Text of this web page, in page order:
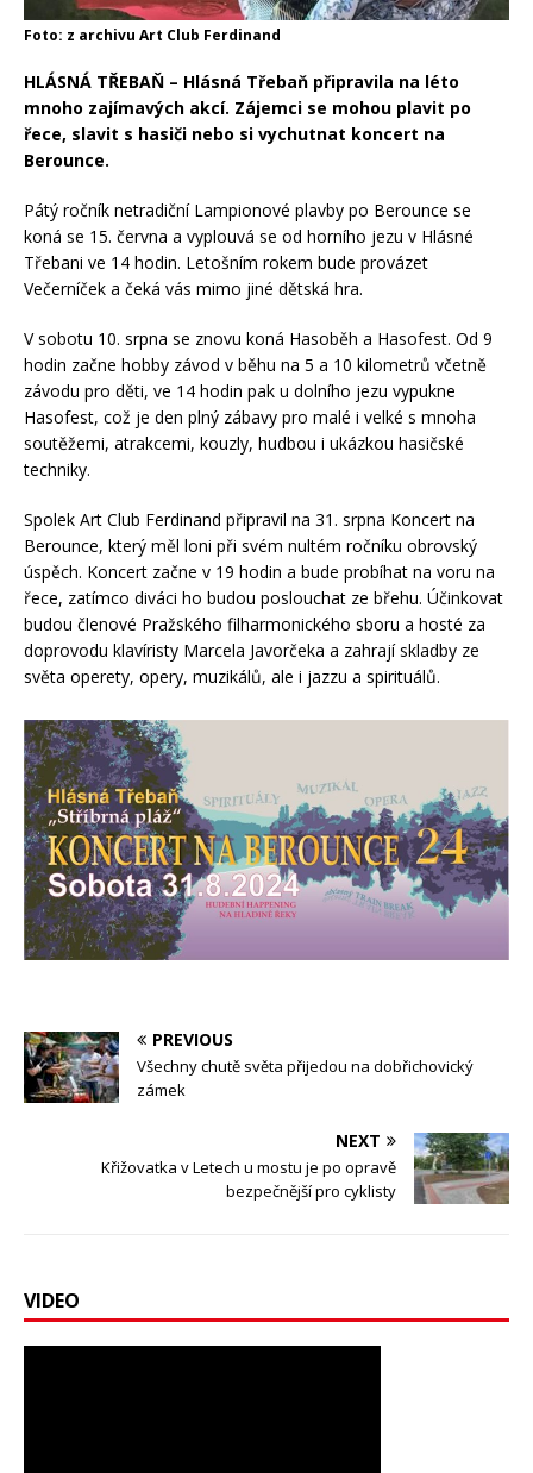
Foto: z archivu Art Club Ferdinand
HLÁSNÁ TŘEBAŇ – Hlásná Třebaň připravila na léto
mnoho zajímavých akcí. Zájemci se mohou plavit po
řece, slavit s hasiči nebo si vychutnat koncert na
Berounce.
Pátý ročník netradiční Lampionové plavby po Berounce se
koná se 15. června a vyplouvá se od horního jezu v Hlásné
Třebani ve 14 hodin. Letošním rokem bude provázet
Večerníček a čeká vás mimo jiné dětská hra.
V sobotu 10. srpna se znovu koná Hasoběh a Hasofest. Od 9
hodin začne hobby závod v běhu na 5 a 10 kilometrů včetně
závodu pro děti, ve 14 hodin pak u dolního jezu vypukne
Hasofest, což je den plný zábavy pro malé i velké s mnoha
soutěžemi, atrakcemi, kouzly, hudbou i ukázkou hasičské
techniky.
Spolek Art Club Ferdinand připravil na 31. srpna Koncert na
Berounce, který měl loni při svém nultém ročníku obrovský
úspěch. Koncert začne v 19 hodin a bude probíhat na voru na
řece, zatímco diváci ho budou poslouchat ze břehu. Účinkovat
budou členové Pražského filharmonického sboru a hosté za
doprovodu klavíristy Marcela Javorčeka a zahrají skladby ze
světa operety, opery, muzikálů, ale i jazzu a spirituálů.
PREVIOUS
Všechny chutě světa přijedou na dobřichovický
zámek
NEXT
Křižovatka v Letech u mostu je po opravě
bezpečnější pro cyklisty
VIDEO